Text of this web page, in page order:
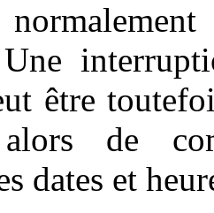
être
alors de
dates et